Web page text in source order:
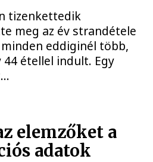
tizenkettedik
meg az év strandétele
eddiginél több,
étellel indult. Egy
elemzőket a
adatok